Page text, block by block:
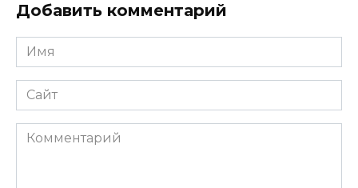
Добавить комментарий
Имя
*
Сайт
Комментарий